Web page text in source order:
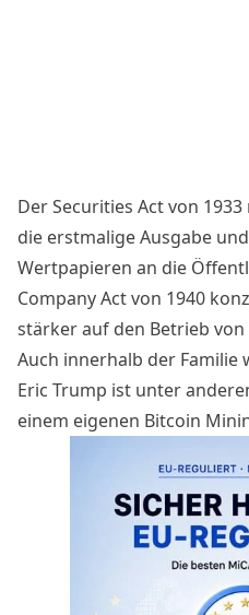
Der Securities Act von
die erstmalige Ausgabe
Wertpapieren an die
Company Act von 1940
stärker auf den Betrieb
Auch innerhalb der Familie
Eric Trump ist unter
einem eigenen Bitcoin